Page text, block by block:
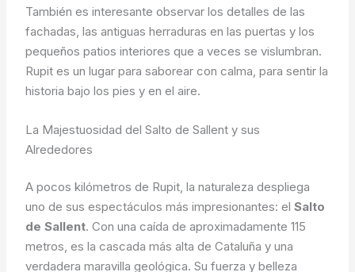
También es interesante observar los detalles de las
fachadas, las antiguas herraduras en las puertas y los
pequeños patios interiores que a veces se vislumbran.
Rupit es un lugar para saborear con calma, para sentir la
historia bajo los pies y en el aire.
La Majestuosidad del Salto de Sallent y sus
Alrededores
A pocos kilómetros de Rupit, la naturaleza despliega
uno de sus espectáculos más impresionantes: elSalto
de Sallent. Con una caída de aproximadamente 115
metros, es la cascada más alta de Cataluña y una
verdadera maravilla geológica. Su fuerza y belleza